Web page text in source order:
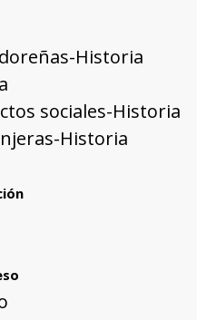
Historia
sociales-Historia
Historia